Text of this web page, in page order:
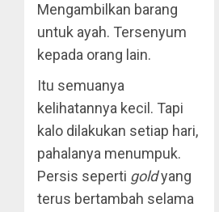
Mengambilkan barang
untuk ayah. Tersenyum
kepada orang lain.
Itu semuanya
kelihatannya kecil. Tapi
kalo dilakukan setiap hari,
pahalanya menumpuk.
Persis seperti goldyang
terus bertambah selama